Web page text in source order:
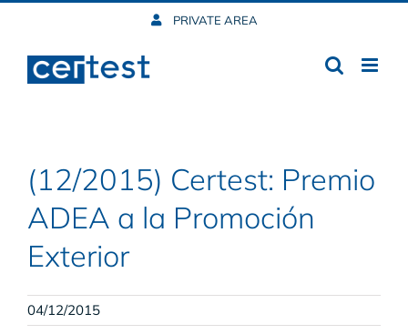
content
PRIVATE AREA
(12/2015) Certest: Premio
ADEA a la Promoción
Exterior
04/12/2015